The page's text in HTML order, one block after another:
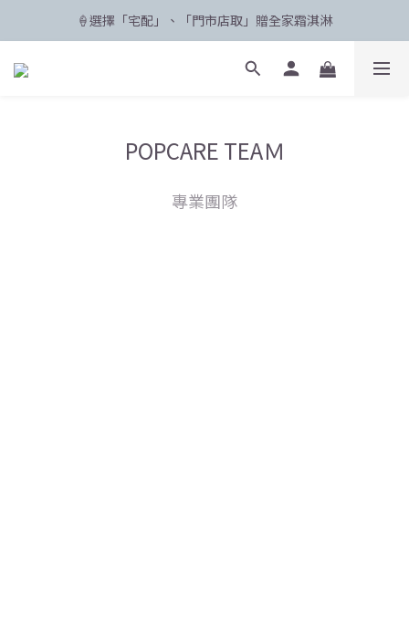
🛸 聯名限定登場 POPCARE×KINGJUN
🍦選擇「宅配」、「門市店取」贈全家霜淇淋
🛸 聯名限定登場 POPCARE×KINGJUN
POPCARE TEAＭ
專業團隊